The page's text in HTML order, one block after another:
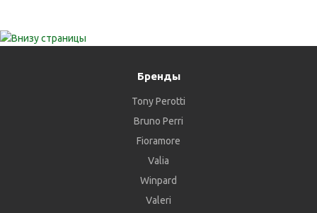
Бренды
Tony Perotti
Bruno Perri
Fioramore
Valia
Winpard
Valeri